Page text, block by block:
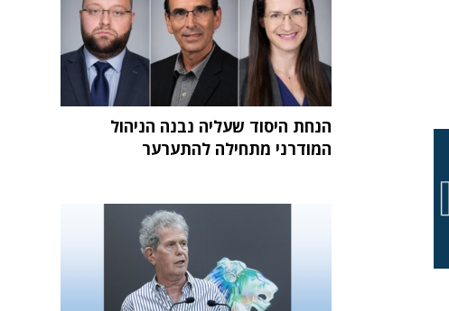
הנחת היסוד שעליה נבנה הניהול
המודרני מתחילה להתערער